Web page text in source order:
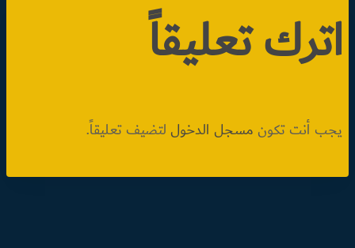
اترك تعليقاً
يجب أنت تكون مسجل الدخول لتضيف تعليقاً.